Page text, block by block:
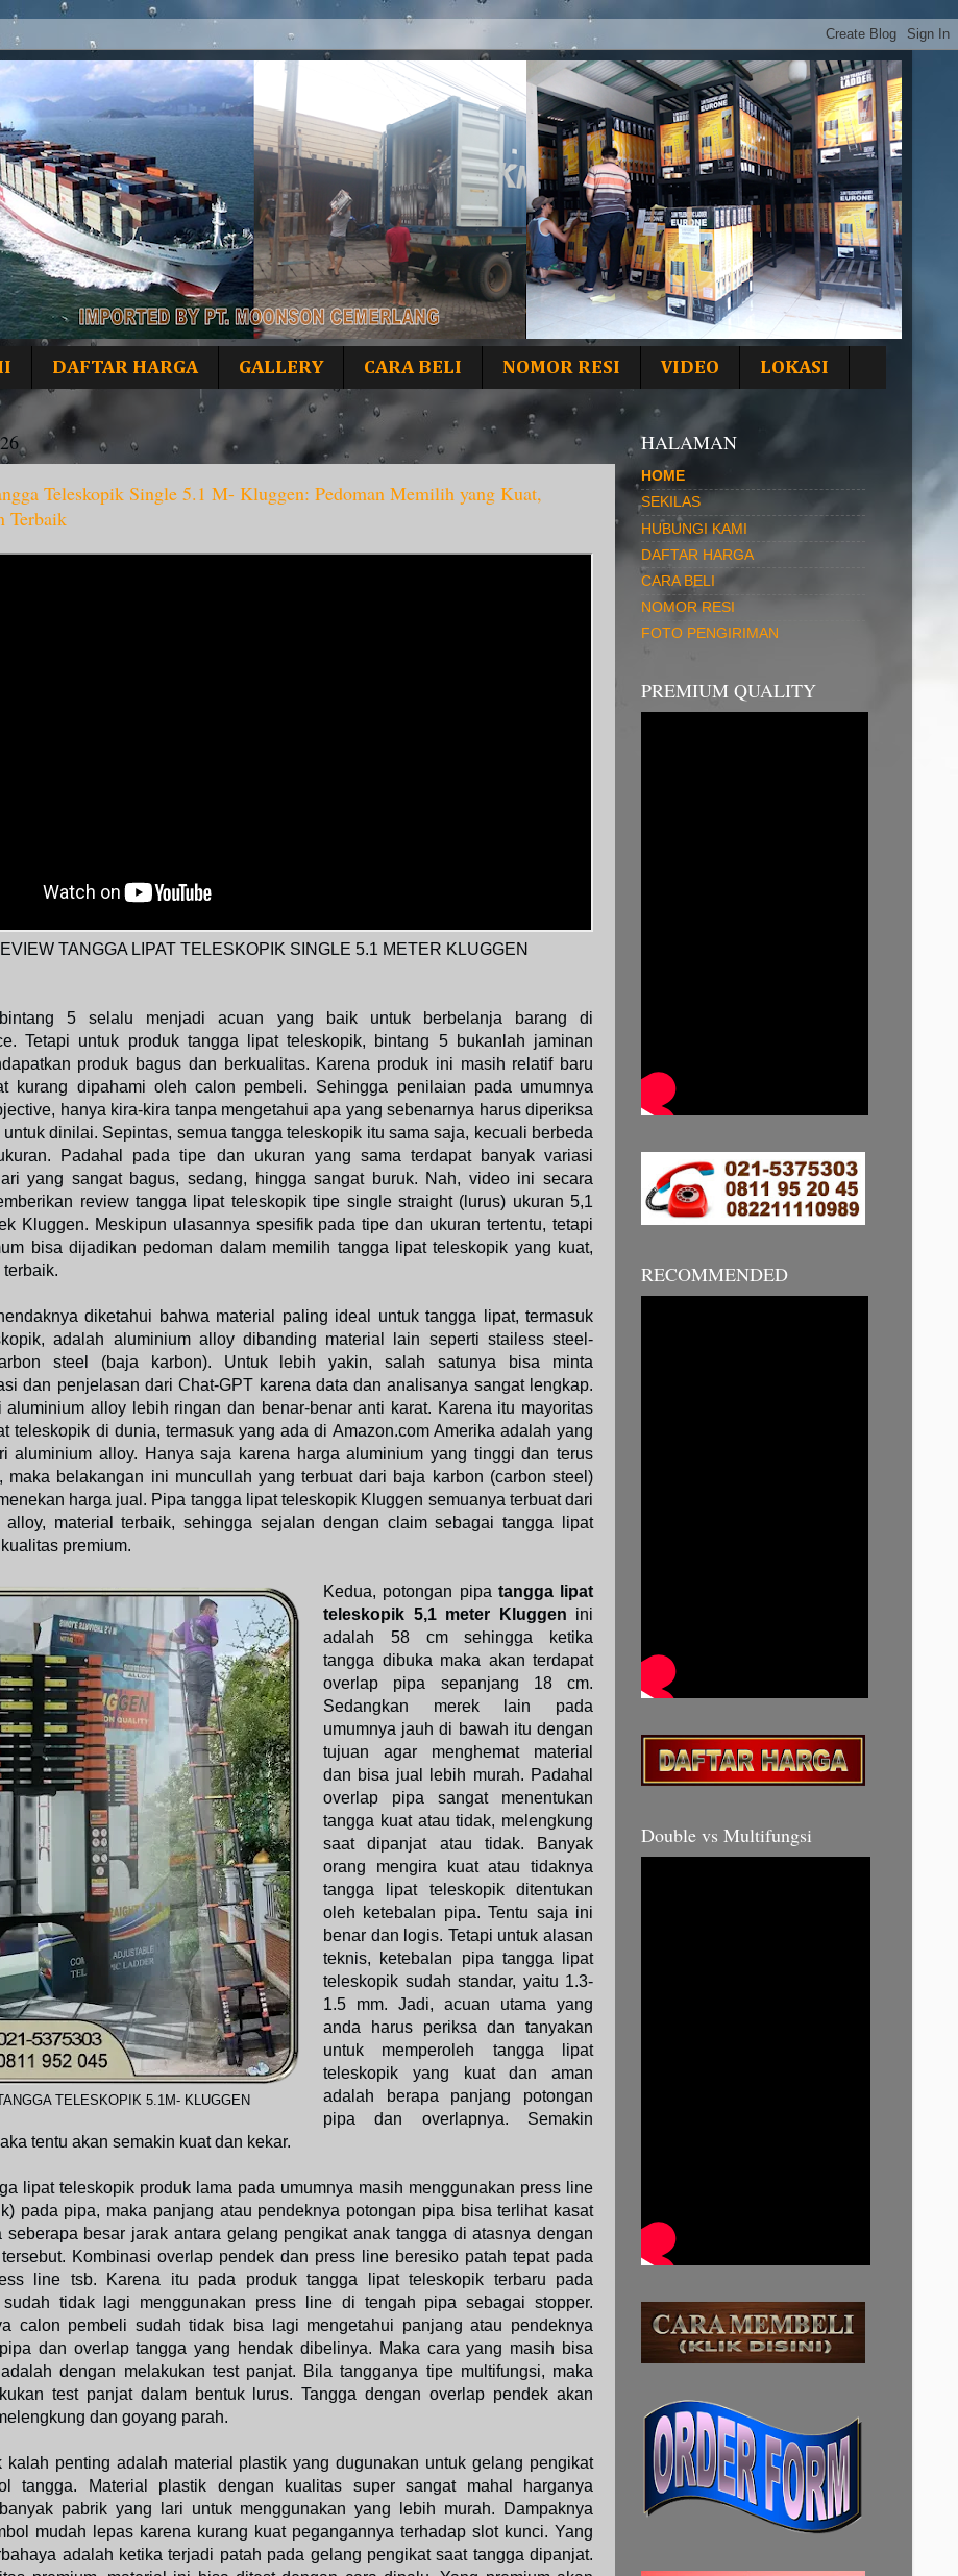
DAFTAR HARGA GALLERY CARA BELI NOMOR RESI VIDEO LOKASI
Teleskopik Single 5.1 M- Kluggen: Pedoman Memilih yang Kuat,
Terbaik
TANGGA LIPAT TELESKOPIK SINGLE 5.1 METER KLUGGEN
5 selalu menjadi acuan yang baik untuk berbelanja barang di
Tetapi untuk produk tangga lipat teleskopik, bintang 5 bukanlah jaminan
produk bagus dan berkualitas. Karena produk ini masih relatif baru
kurang dipahami oleh calon pembeli. Sehingga penilaian pada umumnya
hanya kira-kira tanpa mengetahui apa yang sebenarnya harus diperiksa
dinilai. Sepintas, semua tangga teleskopik itu sama saja, kecuali berbeda
Padahal pada tipe dan ukuran yang sama terdapat banyak variasi
yang sangat bagus, sedang, hingga sangat buruk. Nah, video ini secara
review tangga lipat teleskopik tipe single straight (lurus) ukuran 5,1
Kluggen. Meskipun ulasannya spesifik pada tipe dan ukuran tertentu, tetapi
bisa dijadikan pedoman dalam memilih tangga lipat teleskopik yang kuat,
diketahui bahwa material paling ideal untuk tangga lipat, termasuk
adalah aluminium alloy dibanding material lain seperti stailess steel-
steel (baja karbon). Untuk lebih yakin, salah satunya bisa minta
dan penjelasan dari Chat-GPT karena data dan analisanya sangat lengkap.
aluminium alloy lebih ringan dan benar-benar anti karat. Karena itu mayoritas
teleskopik di dunia, termasuk yang ada di Amazon.com Amerika adalah yang
aluminium alloy. Hanya saja karena harga aluminium yang tinggi dan terus
maka belakangan ini muncullah yang terbuat dari baja karbon (carbon steel)
harga jual. Pipa tangga lipat teleskopik Kluggen semuanya terbuat dari
alloy, material terbaik, sehingga sejalan dengan claim sebagai tangga lipat
premium.
TANGGA TELESKOPIK 5.1M- KLUGGEN
Kedua, potongan pipa tangga lipat
teleskopik 5,1 meter Kluggen ini
adalah 58 cm sehingga ketika
tangga dibuka maka akan terdapat
overlap pipa sepanjang 18 cm.
Sedangkan merek lain pada
umumnya jauh di bawah itu dengan
tujuan agar menghemat material
dan bisa jual lebih murah. Padahal
overlap pipa sangat menentukan
tangga kuat atau tidak, melengkung
saat dipanjat atau tidak. Banyak
orang mengira kuat atau tidaknya
tangga lipat teleskopik ditentukan
oleh ketebalan pipa. Tentu saja ini
benar dan logis. Tetapi untuk alasan
teknis, ketebalan pipa tangga lipat
teleskopik sudah standar, yaitu 1.3-
1.5 mm. Jadi, acuan utama yang
anda harus periksa dan tanyakan
untuk memperoleh tangga lipat
teleskopik yang kuat dan aman
adalah berapa panjang potongan
pipa dan overlapnya. Semakin
tentu akan semakin kuat dan kekar.
lipat teleskopik produk lama pada umumnya masih menggunakan press line
pada pipa, maka panjang atau pendeknya potongan pipa bisa terlihat kasat
seberapa besar jarak antara gelang pengikat anak tangga di atasnya dengan
Kombinasi overlap pendek dan press line beresiko patah tepat pada
line tsb. Karena itu pada produk tangga lipat teleskopik terbaru pada
sudah tidak lagi menggunakan press line di tengah pipa sebagai stopper.
calon pembeli sudah tidak bisa lagi mengetahui panjang atau pendeknya
dan overlap tangga yang hendak dibelinya. Maka cara yang masih bisa
dengan melakukan test panjat. Bila tangganya tipe multifungsi, maka
test panjat dalam bentuk lurus. Tangga dengan overlap pendek akan
dan goyang parah.
kalah penting adalah material plastik yang dugunakan untuk gelang pengikat
tangga. Material plastik dengan kualitas super sangat mahal harganya
pabrik yang lari untuk menggunakan yang lebih murah. Dampaknya
mudah lepas karena kurang kuat pegangannya terhadap slot kunci. Yang
adalah ketika terjadi patah pada gelang pengikat saat tangga dipanjat.
HALAMAN
HOME
SEKILAS
HUBUNGI KAMI
DAFTAR HARGA
CARA BELI
NOMOR RESI
FOTO PENGIRIMAN
PREMIUM QUALITY
RECOMMENDED
Double vs Multifungsi